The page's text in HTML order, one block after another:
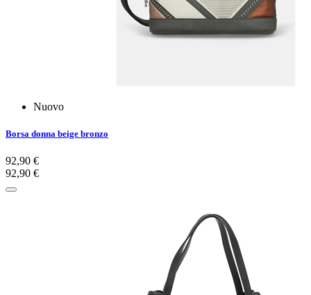
Nuovo
Borsa donna beige bronzo
92,90 €
92,90 €